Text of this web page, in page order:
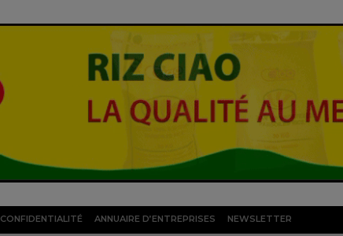
CONFIDENTIALITÉ ANNUAIRE D’ENTREPRISES NEWSLETTER